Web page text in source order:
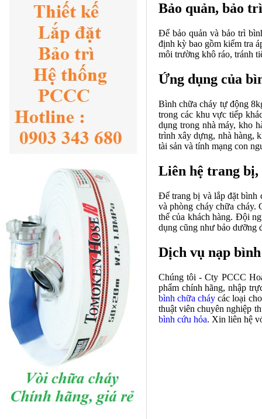
Bảo quản, bảo
Để bảo quản và bảo trì
định kỳ bao gồm kiểm tra
môi trường khô ráo, tránh
Ứng dụng của
Bình chữa cháy tự động
trong các khu vực tiếp
dụng trong nhà máy, kho
trình xây dựng, nhà hàng,
tài sản và tính mạng con
Liên hệ trang bị,
Để trang bị và lắp đặt bình
và phòng cháy chữa cháy.
thể của khách hàng. Đội
dụng cũng như bảo dưỡng
Dịch vụ nạp
Chúng tôi - Cty PCCC
phẩm chính hãng, nhập
bình chữa cháy các loại
thuật viên chuyên nghiệp
bình cứu hỏa. Xin liên hệ